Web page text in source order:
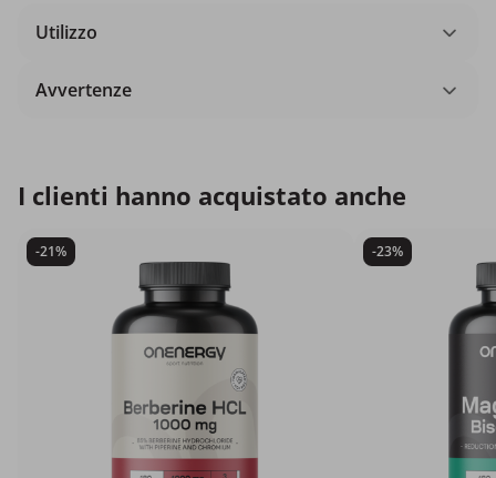
Utilizzo
Avvertenze
I clienti hanno acquistato anche
-21% -23%